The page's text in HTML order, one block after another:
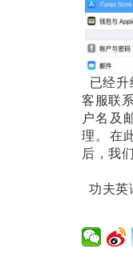
已经升
客服联
户名及
理。在
后，我
功夫英